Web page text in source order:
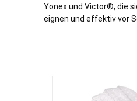
Yonex und Victor®, die
eignen und effektiv vor